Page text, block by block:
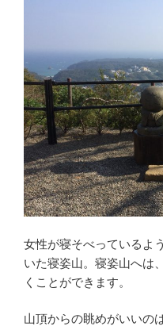
女性が寝そべっているよ
いた寝姿山。寝姿山へは
くことができます。
山頂からの眺めがいいの